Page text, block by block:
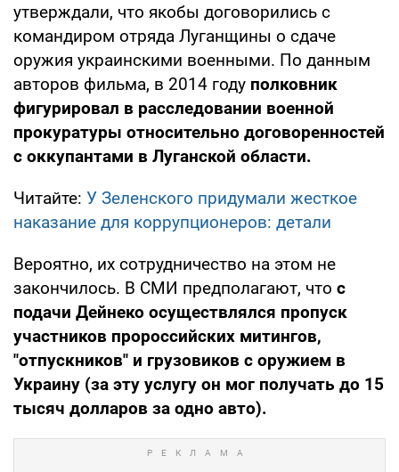
утверждали, что якобы договорились с
командиром отряда Луганщины о сдаче
оружия украинскими военными. По данным
авторов фильма, в 2014 году полковник
фигурировал в расследовании военной
прокуратуры относительно договоренностей
с оккупантами в Луганской области.
Читайте: У Зеленского придумали жесткое
наказание для коррупционеров: детали
Вероятно, их сотрудничество на этом не
закончилось. В СМИ предполагают, что с
подачи Дейнеко осуществлялся пропуск
участников пророссийских митингов,
"отпускников" и грузовиков с оружием в
Украину (за эту услугу он мог получать до 15
тысяч долларов за одно авто).